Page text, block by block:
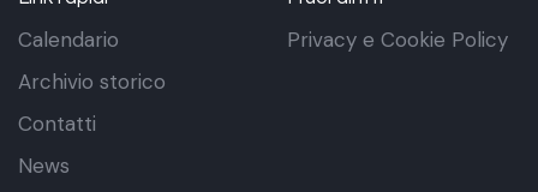
Calendario
Archivio storico
Contatti
News
Privacy e Cookie Policy